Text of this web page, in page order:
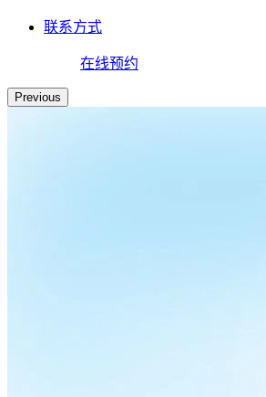
联系方式
在线预约
Previous